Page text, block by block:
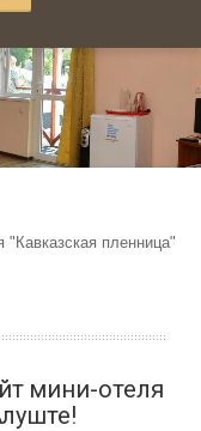
пленница"
мини-отеля